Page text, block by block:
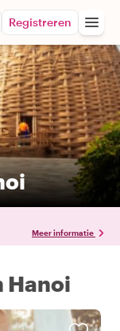
Registreren
Meer informatie
Hanoi